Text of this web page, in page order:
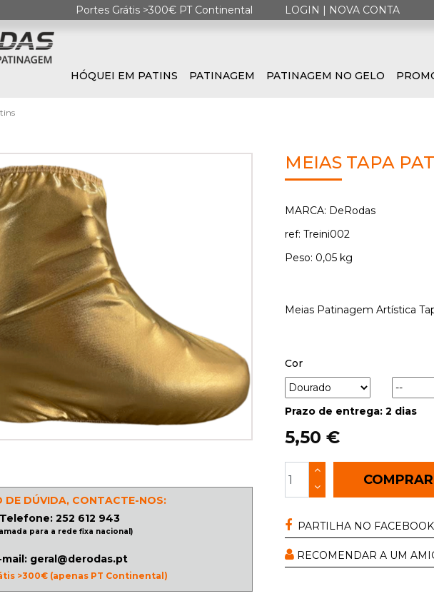
Portes Grátis >300€ PT Continental LOGIN | NOVA CONTA
HÓQUEI EM PATINS PATINAGEM PATINAGEM NO GELO
DE DÚVIDA, CONTACTE-NOS:
Telefone: 252 612 943
para a rede fixa nacional)
mail: geral@derodas.pt
>300€ (apenas PT Continental)
MEIAS TAPA
MARCA: DeRodas
ref: Treini002
Peso: 0,05 kg
Meias Patinagem Artística
Cor
Prazo de entrega: 2 dias
5,50 €
PARTILHA NO FACEBOOK
RECOMENDAR A UM